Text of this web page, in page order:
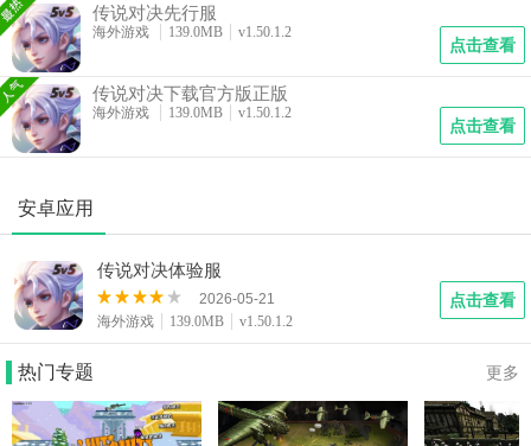
化。
先行服以其前瞻性与互动性，成为核心玩家与内容创作者
的首选平台。
台服
台服是专为中国台湾地区玩家打造的版本，以本地化内容
与社交体验为核心。其特色包括：
中文界面：全中文支持，包括英雄台词、技能说明与活动
特色英雄：引入超人、蝙蝠侠等IP联动角色，丰富英雄
社交优化：内置语音系统，支持组队开黑与战术沟通；
活动丰富：定期推出台湾地区限定活动，如春节主题皮肤
与节日庆典。
择。
官方正版是《传说对决》的权威版本，覆盖全球玩家，以
稳定运营与公平竞技为核心。其优势包括：
传说对决先行服
海外游戏 139.0MB v1.50.1.2
点击查看
传说对决下载官方版正版
海外游戏 139.0MB v1.50.1.2
点击查看
安卓应用
传说对决体验服
2026-05-21
海外游戏
139.0MB v1.50.1.2
点击查看
热门专题 更多